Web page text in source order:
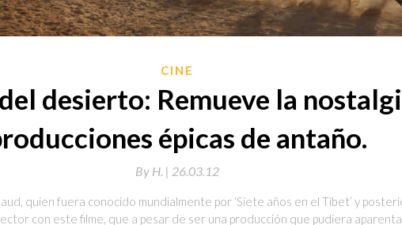
CINE
desierto: Remueve la
épicas de antaño.
By H. | 26.03.12
quien fuera conocido mundialmente por ‘Siete años en el Tíbet’ y
con este filme, que a pesar de ser una producción que pudiera